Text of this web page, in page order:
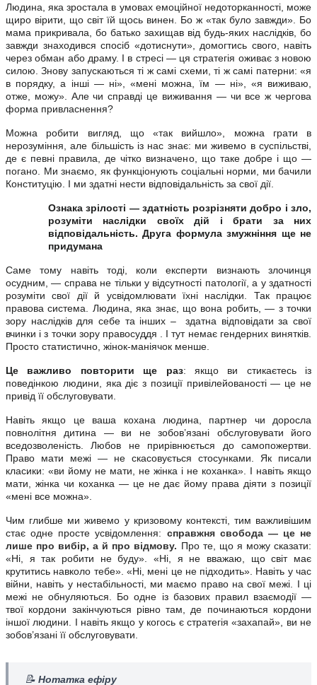
Людина, яка зростала в умовах емоційної недоторканності, може
щиро вірити, що світ їй щось винен. Бо ж «так було завжди». Бо
мама прикривала, бо батько захищав від будь-яких наслідків, бо
завжди знаходився спосіб «дотиснути», домогтись свого, навіть
через обман або драму. І в стресі — ця стратегія оживає з новою
силою. Знову запускаються ті ж самі схеми, ті ж самі патерни: «я
в порядку, а інші — ні», «мені можна, їм — ні», «я виживаю,
отже, можу». Але чи справді це виживання — чи все ж чергова
форма привласнення?
Можна робити вигляд, що «так вийшло», можна грати в
нерозуміння, але більшість із нас знає: ми живемо в суспільстві,
де є певні правила, де чітко визначено, що таке добре і що —
погано. Ми знаємо, як функціонують соціальні норми, ми бачили
Конституцію. І ми здатні нести відповідальність за свої дії.
Ознака зрілості — здатність розрізняти добро і зло,
розуміти наслідки своїх дій і брати за них
відповідальність. Друга формула змужніння ще не
придумана
Саме тому навіть тоді, коли експерти визнають злочинця
осудним, — справа не тільки у відсутності патології, а у здатності
розуміти свої дії й усвідомлювати їхні наслідки. Так працює
правова система. Людина, яка знає, що вона робить, — з точки
зору наслідків для себе та інших – здатна відповідати за свої
вчинки і з точки зору правосуддя . І тут немає гендерних винятків.
Просто статистично, жінок-маніячок менше.
Це важливо повторити ще раз: якщо ви стикаєтесь із
поведінкою людини, яка діє з позиції привілейованості — це не
привід її обслуговувати.
Навіть якщо це ваша кохана людина, партнер чи доросла
повнолітня дитина — ви не зобов’язані обслуговувати його
вседозволеність. Любов не прирівнюється до самопожертви.
Право мати межі — не скасовується стосунками. Як писали
класики: «ви йому не мати, не жінка і не коханка». І навіть якщо
мати, жінка чи коханка — це не дає йому права діяти з позиції
«мені все можна».
Чим глибше ми живемо у кризовому контексті, тим важливішим
стає одне просте усвідомлення: справжня свобода — це не
лише про вибір, а й про відмову. Про те, що я можу сказати:
«Ні, я так робити не буду». «Ні, я не вважаю, що світ має
крутитись навколо тебе». «Ні, мені це не підходить». Навіть у час
війни, навіть у нестабільності, ми маємо право на свої межі. І ці
межі не обнуляються. Бо одне із базових правил взаємодії —
твої кордони закінчуються рівно там, де починаються кордони
іншої людини. І навіть якщо у когось є стратегія «захапай», ви не
зобов’язані її обслуговувати.
📝Нотатка ефіру